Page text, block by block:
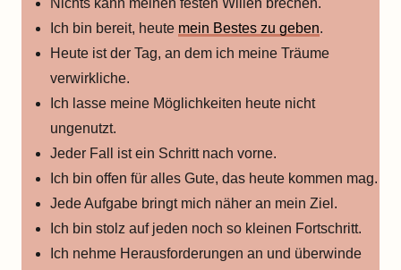
Nichts kann meinen festen Willen brechen.
Ich bin bereit, heute mein Bestes zu geben.
Heute ist der Tag, an dem ich meine Träume
verwirkliche.
Ich lasse meine Möglichkeiten heute nicht
ungenutzt.
Jeder Fall ist ein Schritt nach vorne.
Ich bin offen für alles Gute, das heute kommen mag.
Jede Aufgabe bringt mich näher an mein Ziel.
Ich bin stolz auf jeden noch so kleinen Fortschritt.
Ich nehme Herausforderungen an und überwinde